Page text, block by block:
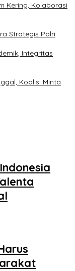
Kering, Kolaborasi
Strategis Polri
Integritas
Koalisi Minta